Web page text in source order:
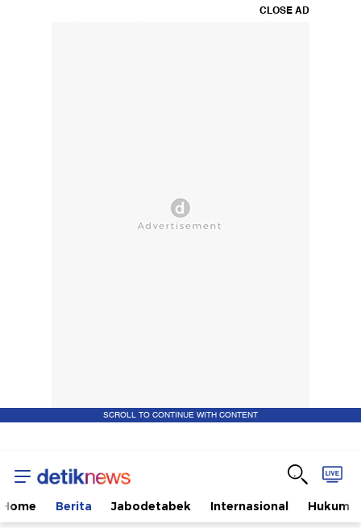
CLOSE AD
SCROLL TO CONTINUE WITH CONTENT
Home Berita Jabodetabek Internasional Hukum